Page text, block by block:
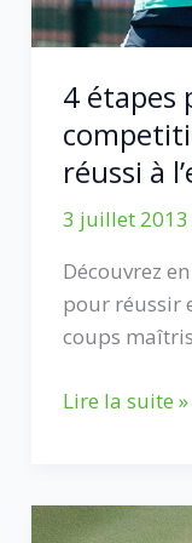
4 étapes
réussi à
3 juillet 2013
Découvrez
pour réussir
coups
4
en
Lire la suite »